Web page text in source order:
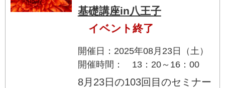
基礎講座in八王子
イベント終了
開催日：2025年08月23日（土）
開催時間： 13：20～16：00
8月23日の103回目のセミナー